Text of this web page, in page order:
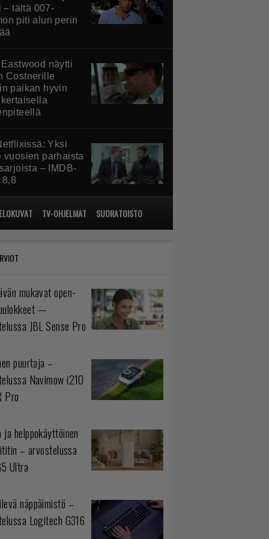
– tältä 007-
piti alun perin
näytti
Costnerille
paikan hyvin
Yksi
vuosien parhaista
– IMDB-
8,8
ELOKUVAT TV-OHJELMAT SUORATOISTO
mukavat open-
—
JBL Sense Pro
puurtaja –
Navimow i210
Pro
ja helppokäyttöinen
– arvostelussa
Ultra
näppäimistö –
Logitech G316